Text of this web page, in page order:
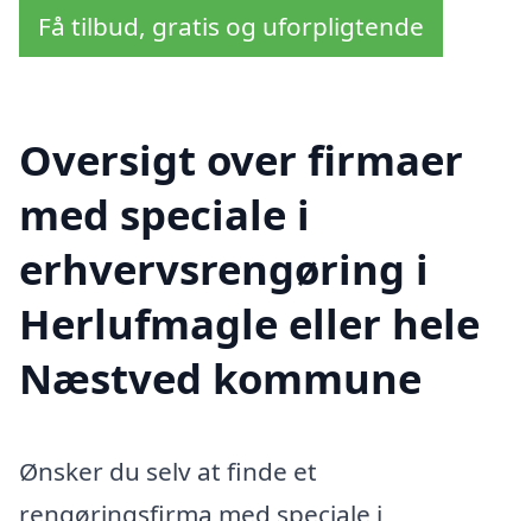
Få tilbud, gratis og uforpligtende
Oversigt over firmaer
med speciale i
erhvervsrengøring i
Herlufmagle eller hele
Næstved kommune
Ønsker du selv at finde et